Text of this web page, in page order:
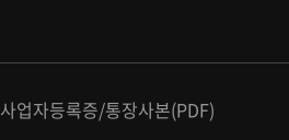
사업자등록증/통장사본(PDF)